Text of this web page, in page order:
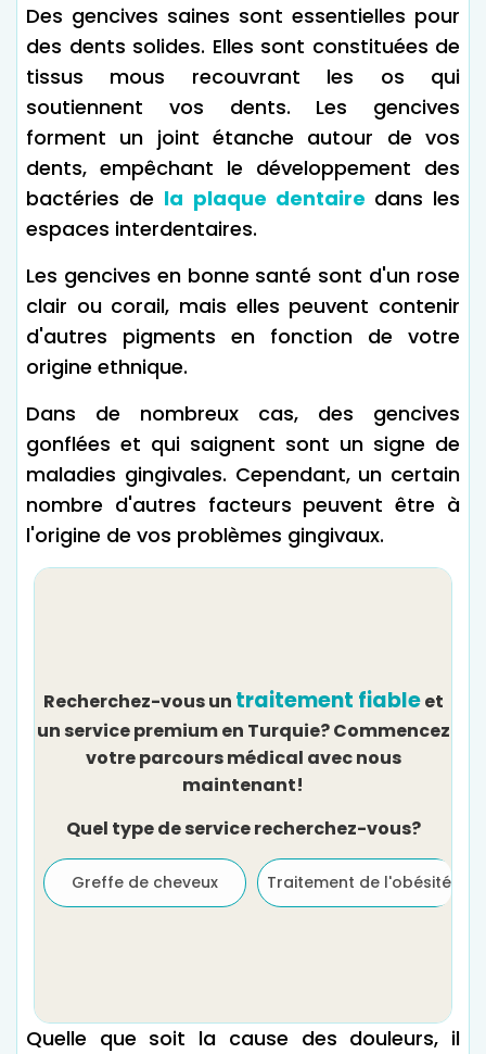
Des gencives saines sont essentielles pour
des dents solides. Elles sont constituées de
tissus mous recouvrant les os qui
soutiennent vos dents. Les gencives
forment un joint étanche autour de vos
dents, empêchant le développement des
bactéries de la plaque dentaire dans les
espaces interdentaires.
Les gencives en bonne santé sont d'un rose
clair ou corail, mais elles peuvent contenir
d'autres pigments en fonction de votre
origine ethnique.
Dans de nombreux cas, des gencives
gonflées et qui saignent sont un signe de
maladies gingivales. Cependant, un certain
nombre d'autres facteurs peuvent être à
l'origine de vos problèmes gingivaux.
Recherchez-vous un traitement fiableet
un service premium en Turquie? Commencez
votre parcours médical avec nous
maintenant!
Quel type de service recherchez-vous?
Greffe de cheveux Traitement de l'obésité
Quelle que soit la cause des douleurs, il